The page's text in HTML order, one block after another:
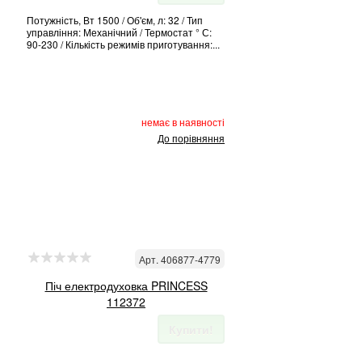
Потужність, Вт 1500 / Об'єм, л: 32 / Тип
управління: Механічний / Термостат ° С:
90-230 / Кількість режимів приготування:...
немає в наявності
До порівняння
Арт. 406877-4779
Піч електродуховка PRINCESS
112372